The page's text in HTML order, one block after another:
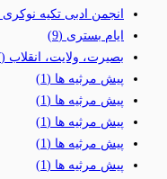
انجمن ادبی تکیه نوکری
ایام بستری (9)
بصیرت، ولایت، انقلاب (7)
پیش مرثیه ها (1)
پیش مرثیه ها (1)
پیش مرثیه ها (1)
پیش مرثیه ها (1)
پیش مرثیه ها (1)